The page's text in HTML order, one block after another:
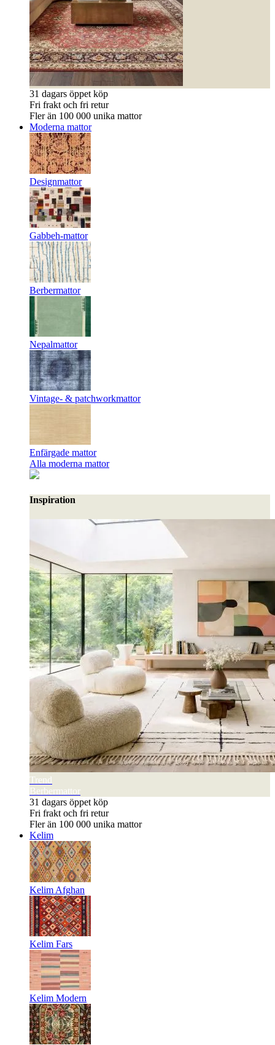
31 dagars öppet köp
Fri frakt och fri retur
Fler än 100 000 unika mattor
Moderna mattor
Designmattor
Gabbeh-mattor
Berbermattor
Nepalmattor
Vintage- & patchworkmattor
Enfärgade mattor
Alla moderna mattor
Inspiration
Trend
Berbermattor
31 dagars öppet köp
Fri frakt och fri retur
Fler än 100 000 unika mattor
Kelim
Kelim Afghan
Kelim Fars
Kelim Modern